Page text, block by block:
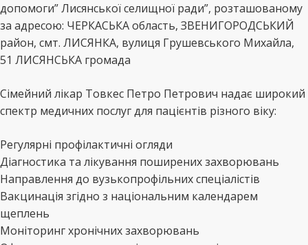
допомоги” Лисянської селищної ради”, розташованому
за адресою: ЧЕРКАСЬКА область, ЗВЕНИГОРОДСЬКИЙ
район, смт. ЛИСЯНКА, вулиця Грушевського Михайла,
51 ЛИСЯНСЬКА громада
Сімейний лікар Товкес Петро Петрович надає широкий
спектр медичних послуг для пацієнтів різного віку:
Регулярні профілактичні огляди
Діагностика та лікування поширених захворювань
Направлення до вузькопрофільних спеціалістів
Вакцинація згідно з національним календарем
щеплень
Моніторинг хронічних захворювань